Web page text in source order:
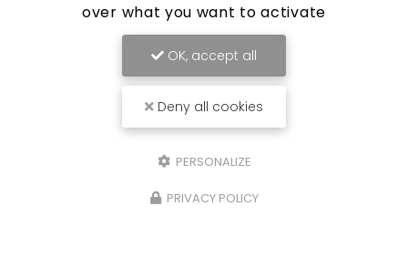
over what you want to activate
OK, accept all
Deny all cookies
PERSONALIZE
PRIVACY POLICY